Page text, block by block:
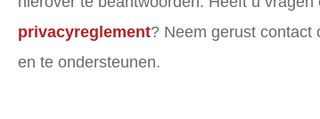
privacyreglement? Neem gerust contact
en te ondersteunen.